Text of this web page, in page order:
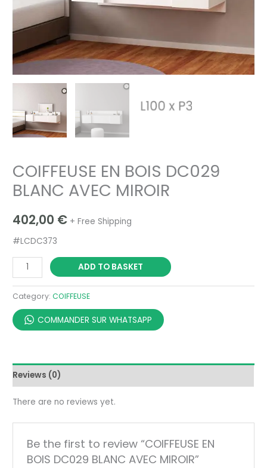
COIFFEUSE EN BOIS DC029
BLANC AVEC MIROIR
402,00 € + Free Shipping
#LCDC373
ADD TO BASKET
Category:COIFFEUSE
COMMANDER SUR WHATSAPP
Reviews (0)
There are no reviews yet.
Be the first to review “COIFFEUSE EN
BOIS DC029 BLANC AVEC MIROIR”